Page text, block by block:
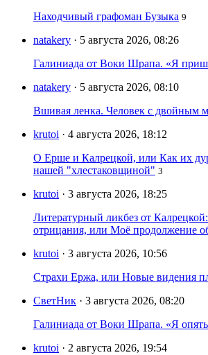
Находчивый графоман Бузыка 9
natakery · 5 августа 2026, 08:26
Галиниада от Воки Шрапа. «Я
natakery · 5 августа 2026, 08:10
Вшивая ленка. Человек с двойным
krutoi · 4 августа 2026, 18:12
О Ерше и Калрецкой, или Как их
нашей "хлестаковщиной" 3
krutoi · 3 августа 2026, 18:25
Литературный ликбез от
отрицания, или Моё продолжение
krutoi · 3 августа 2026, 10:56
Страхи Ержа, или Новые видения
СветНик · 3 августа 2026, 08:20
Галиниада от Воки Шрапа. «Я опять
krutoi · 2 августа 2026, 19:54